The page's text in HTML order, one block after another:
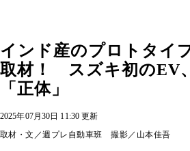
インド産のプロトタイ
取材！ スズキ初のEV
「正体」
2025年07月30日 11:30 更新
取材・文／週プレ自動車班 撮影／山本佳吾